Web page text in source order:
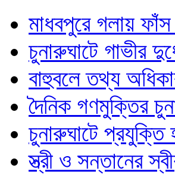
মাধবপুরে গলায়
চুনারুঘাটে গাভীর
বাহুবলে তথ্য
দৈনিক গণমুক্তির
চুনারুঘাটে প্রযুক্তি
স্ত্রী ও সন্তানের